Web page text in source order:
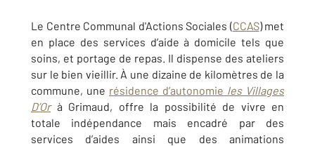
Le Centre Communal d'Actions Sociales (CCAS) met
en place des services d’aide à domicile tels que
soins, et portage de repas. Il dispense des ateliers
sur le bien vieillir. À une dizaine de kilomètres de la
commune, une résidence d’autonomie les Villages
D’Orà Grimaud, offre la possibilité de vivre en
totale indépendance mais encadré par des
services d’aides ainsi que des animations